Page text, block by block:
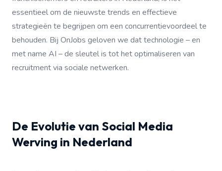
essentieel om de nieuwste trends en effectieve
strategieën te begrijpen om een concurrentievoordeel te
behouden. Bij OnJobs geloven we dat technologie – en
met name AI – de sleutel is tot het optimaliseren van
recruitment via sociale netwerken.
De Evolutie van Social Media
Werving in Nederland